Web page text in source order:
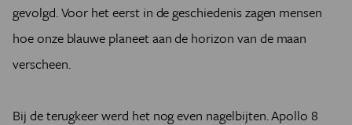
gevolgd. Voor het eerst in de geschiedenis zagen mensen
hoe onze blauwe planeet aan de horizon van de maan
verscheen.
Bij de terugkeer werd het nog even nagelbijten. Apollo 8